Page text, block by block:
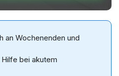
an Wochenenden und
bei akutem